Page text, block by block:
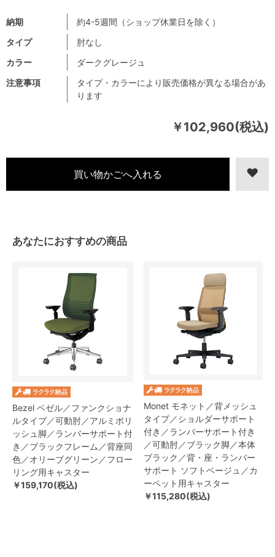
￥102,960(税込)
注意事項
タイプ・カラーにより販売価格が異なる場合があ
ります
納期
約4-5週間（ショップ休業日を除く）
タイプ
肘なし
カラー
ダークグレージュ
あなたにおすすめの商品
Bezel ベゼル／ファンクショナ
ルタイプ／可動肘／アルミポリ
ッシュ脚／ランバーサポート付
き／ブラックフレーム／背座同
色／オリーブグリーン／フロー
リング用キャスター
￥159,170(税込)
Monet モネット／背メッシュ
タイプ／ショルダーサポート
付き／ランバーサポート付き
／可動肘／ブラック脚／本体
ブラック／背・座・ランバー
サポート ソフトベージュ／カ
ーペット用キャスター
￥115,280(税込)